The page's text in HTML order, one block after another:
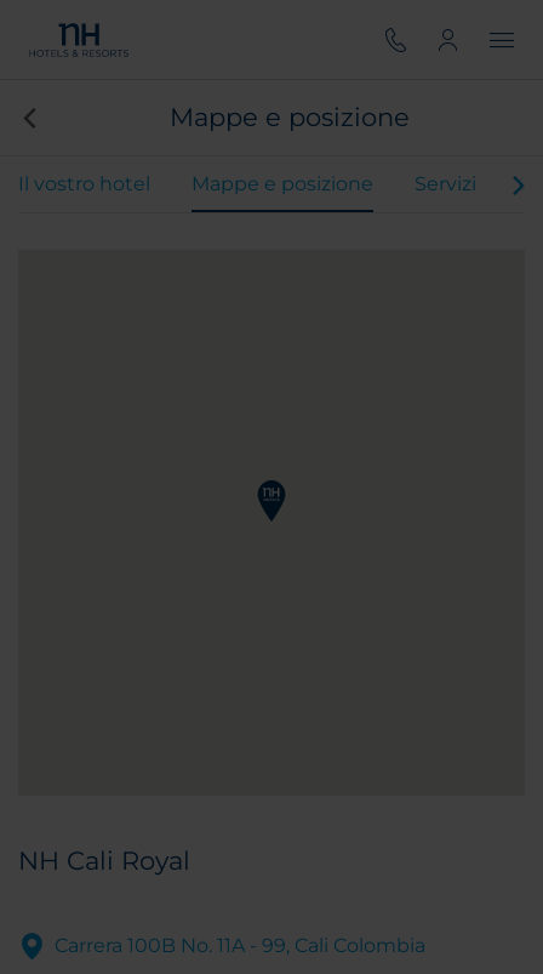
Mappe e posizione
Il vostro hotel Mappe e posizione Servizi
NH Cali Royal
Carrera 100B No. 11A - 99, Cali Colombia